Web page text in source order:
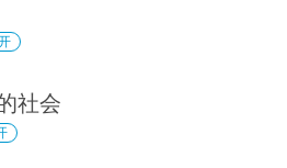
社会